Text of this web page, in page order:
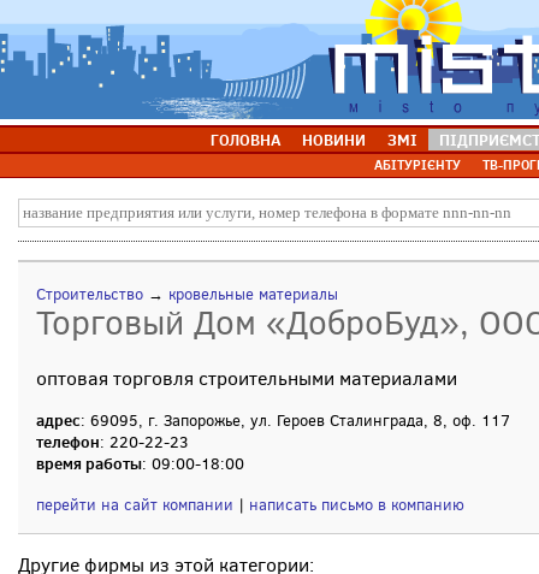
ГОЛОВНА НОВИНИ ЗМІ
АБІТУРІЄНТУ ТВ-
Строительство → кровельные материалы
Торговый Дом «ДоброБуд»,
оптовая торговля строительными материалами
адрес: 69095, г. Запорожье, ул. Героев Сталинграда, 8, оф. 117
телефон: 220-22-23
время работы: 09:00-18:00
перейти на сайт компании | написать письмо в компанию
Другие фирмы из этой категории: